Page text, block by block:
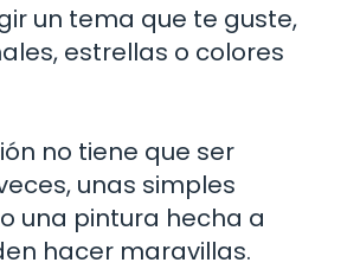
un tema que te guste,
estrellas o colores
no tiene que ser
unas simples
una pintura hecha a
hacer maravillas.